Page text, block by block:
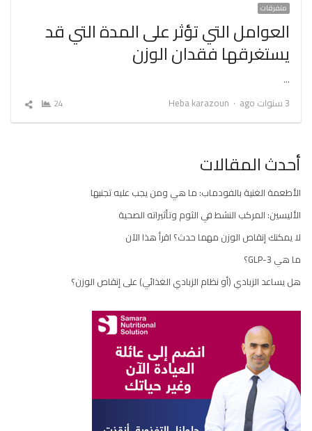
متفرقات
العوامل التي تؤثر على المدة التي قد
يستغرقها فقدان الوزن
…
3 سنوات ago
Author
Heba karazoun
24
شارك
أحدث المقالات
الأطعمة الغنية بالفودماب: ما هي ومن يجب عليه تجنبها
الأليسين: المركب النشط في الثوم وتأثيراته الصحية
لا يمكنك إنقاص الوزن مهما حدث؟ اقرأ هذا الآن
ما هي GLP-3؟
هل يساعد الزبادي (أو نظام الزبادي الغذائي) على إنقاص الوزن؟